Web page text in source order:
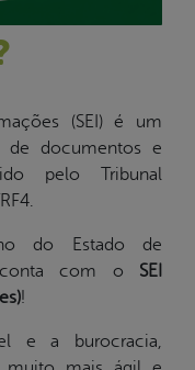
(SEI) é um
de documentos e
pelo Tribunal
do Estado de
conta com o SEI
es)!
e a burocracia,